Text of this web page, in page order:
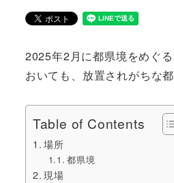
2025年2月に都県境をめぐ
おいても、放置されがちな
Table of Contents
場所
都県境
現場